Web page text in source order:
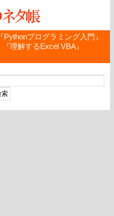
『Pythonプログラミング入門』
『理解するExcel VBA』